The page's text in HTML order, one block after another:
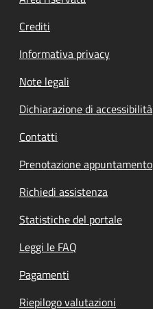
Crediti
Informativa privacy
Note legali
Dichiarazione di accessibilità
Contatti
Prenotazione appuntamento
Richiedi assistenza
Statistiche del portale
Leggi le FAQ
Pagamenti
Riepilogo valutazioni